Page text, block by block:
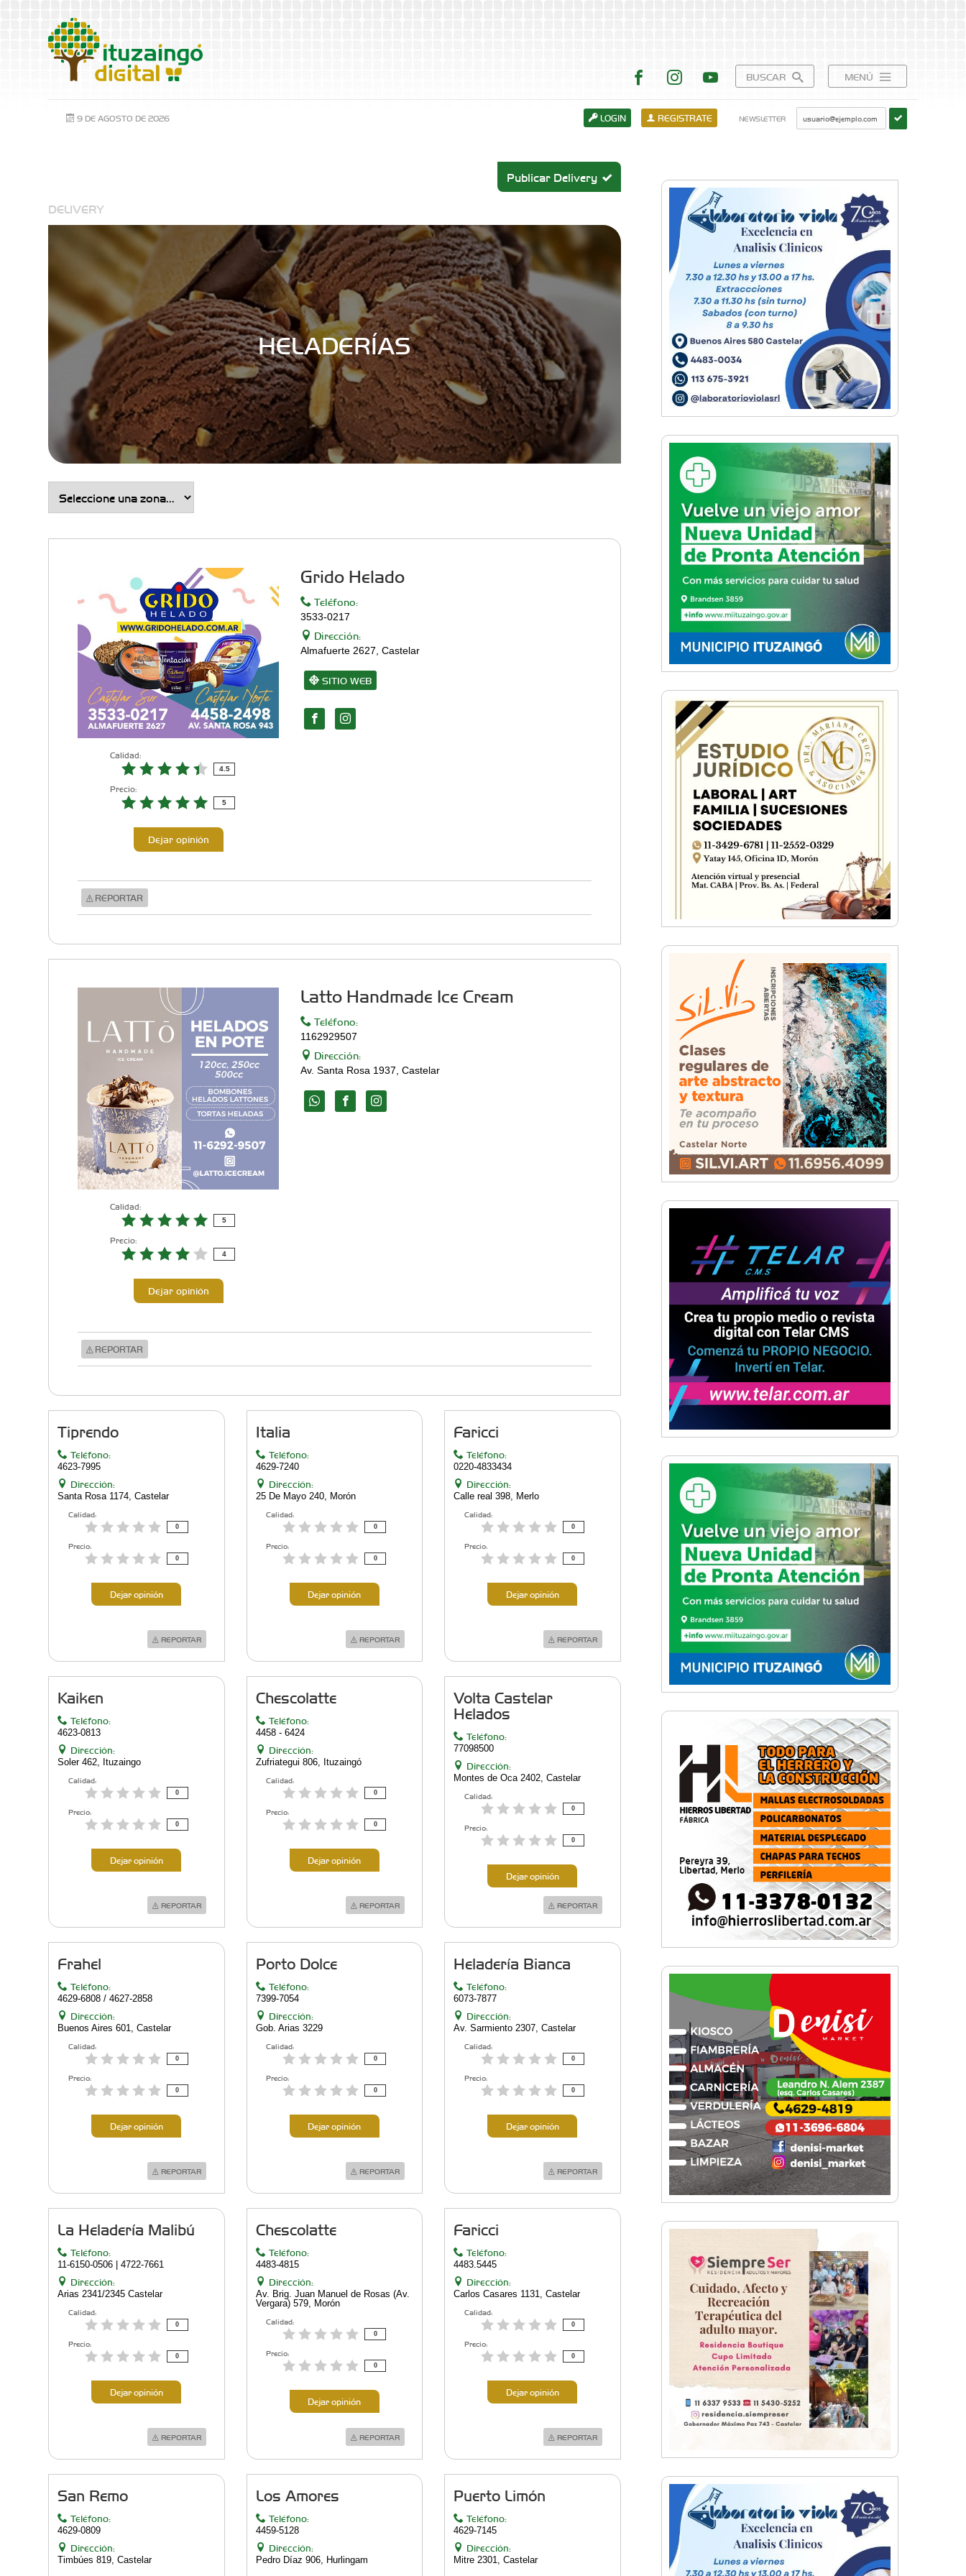
BUSCAR MENÚ
9 DE AGOSTO DE 2026 LOGIN REGISTRATE NEWSLETTER
Publicar Delivery
DELIVERY
HELADERÍAS
Calidad:
4.5
Precio:
5
Dejar opinión
Grido Helado
Teléfono:
3533-0217
Dirección:
Almafuerte 2627, Castelar
SITIO WEB
REPORTAR
Calidad:
5
Precio:
4
Dejar opinión
Latto Handmade Ice Cream
Teléfono:
1162929507
Dirección:
Av. Santa Rosa 1937, Castelar
REPORTAR
Tiprendo
Teléfono:
4623-7995
Dirección:
Santa Rosa 1174, Castelar
Calidad:
0
Precio:
0
Dejar opinión
REPORTAR
Italia
Teléfono:
4629-7240
Dirección:
25 De Mayo 240, Morón
Calidad:
0
Precio:
0
Dejar opinión
REPORTAR
Faricci
Teléfono:
0220-4833434
Dirección:
Calle real 398, Merlo
Calidad:
0
Precio:
0
Dejar opinión
REPORTAR
Kaiken
Teléfono:
4623-0813
Dirección:
Soler 462, Ituzaingo
Calidad:
0
Precio:
0
Dejar opinión
REPORTAR
Chescolatte
Teléfono:
4458 - 6424
Dirección:
Zufriategui 806, Ituzaingó
Calidad:
0
Precio:
0
Dejar opinión
REPORTAR
Volta Castelar
Helados
Teléfono:
77098500
Dirección:
Montes de Oca 2402, Castelar
Calidad:
0
Precio:
0
Dejar opinión
REPORTAR
Frahel
Teléfono:
4629-6808 / 4627-2858
Dirección:
Buenos Aires 601, Castelar
Calidad:
0
Precio:
0
Dejar opinión
REPORTAR
Porto Dolce
Teléfono:
7399-7054
Dirección:
Gob. Arias 3229
Calidad:
0
Precio:
0
Dejar opinión
REPORTAR
Heladerí­a Bianca
Teléfono:
6073-7877
Dirección:
Av. Sarmiento 2307, Castelar
Calidad:
0
Precio:
0
Dejar opinión
REPORTAR
La Heladería Malibú
Teléfono:
11-6150-0506 | 4722-7661
Dirección:
Arias 2341/2345 Castelar
Calidad:
0
Precio:
0
Dejar opinión
REPORTAR
Chescolatte
Teléfono:
4483-4815
Dirección:
Av. Brig. Juan Manuel de Rosas (Av.
Vergara) 579, Morón
Calidad:
0
Precio:
0
Dejar opinión
REPORTAR
Faricci
Teléfono:
4483.5445
Dirección:
Carlos Casares 1131, Castelar
Calidad:
0
Precio:
0
Dejar opinión
REPORTAR
San Remo
Teléfono:
4629-0809
Dirección:
Timbúes 819, Castelar
Los Amores
Teléfono:
4459-5128
Dirección:
Pedro Dí­az 906, Hurlingam
Puerto Limón
Teléfono:
4629-7145
Dirección:
Mitre 2301, Castelar